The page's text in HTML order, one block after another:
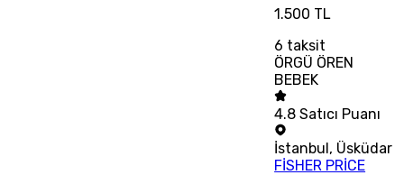
1.500 TL
6 taksit
ÖRGÜ ÖREN
BEBEK
4.8 Satıcı Puanı
İstanbul, Üsküdar
FİSHER PRİCE